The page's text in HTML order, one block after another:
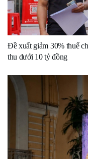
Đề xuất giảm 30% thuế
thu dưới 10 tỷ đồng